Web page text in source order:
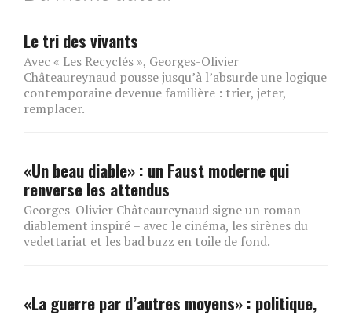
Le tri des vivants
Avec « Les Recyclés », Georges-Olivier
Châteaureynaud pousse jusqu’à l’absurde une logique
contemporaine devenue familière : trier, jeter,
remplacer.
«Un beau diable» : un Faust moderne qui
renverse les attendus
Georges-Olivier Châteaureynaud signe un roman
diablement inspiré – avec le cinéma, les sirènes du
vedettariat et les bad buzz en toile de fond.
«La guerre par d’autres moyens» : politique,